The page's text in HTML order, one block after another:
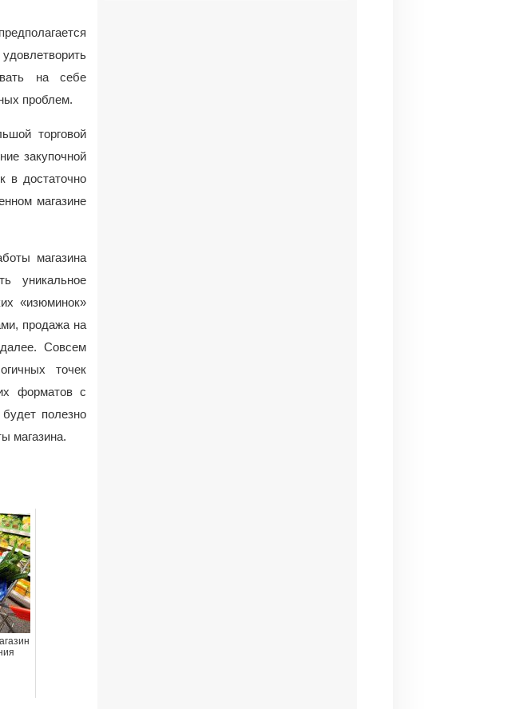
на себе
проблем.
торговой
закупочной
в достаточно
магазине
магазина
уникальное
«изюминок»
продажа на
Совсем
точек
форматов с
полезно
магазина.